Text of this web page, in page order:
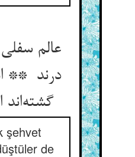
عالم
درند **
گشته‌اند از جرم‌بند
şehvet
de